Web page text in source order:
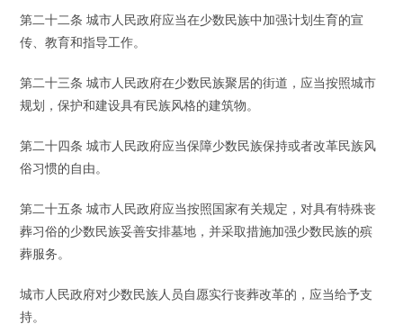
第二十二条 城市人民政府应当在少数民族中加强计划生育的宣
传、教育和指导工作。
第二十三条 城市人民政府在少数民族聚居的街道，应当按照城市
规划，保护和建设具有民族风格的建筑物。
第二十四条 城市人民政府应当保障少数民族保持或者改革民族风
俗习惯的自由。
第二十五条 城市人民政府应当按照国家有关规定，对具有特殊丧
葬习俗的少数民族妥善安排墓地，并采取措施加强少数民族的殡
葬服务。
城市人民政府对少数民族人员自愿实行丧葬改革的，应当给予支
持。